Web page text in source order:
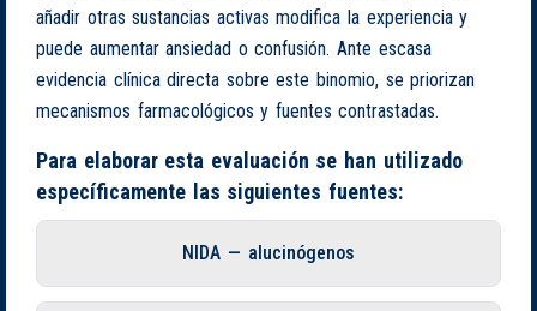
añadir otras sustancias activas modifica la experiencia y
puede aumentar ansiedad o confusión. Ante escasa
evidencia clínica directa sobre este binomio, se priorizan
mecanismos farmacológicos y fuentes contrastadas.
Para elaborar esta evaluación se han utilizado
específicamente las siguientes fuentes:
NIDA — alucinógenos